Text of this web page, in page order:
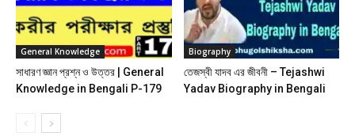
General Knowledge
সাধারণ জ্ঞান প্রশ্ন ও উত্তর | General
Knowledge in Bengali P-179
Biography
তেজস্বী যাদব এর জীবনী – Tejashwi
Yadav Biography in Bengali